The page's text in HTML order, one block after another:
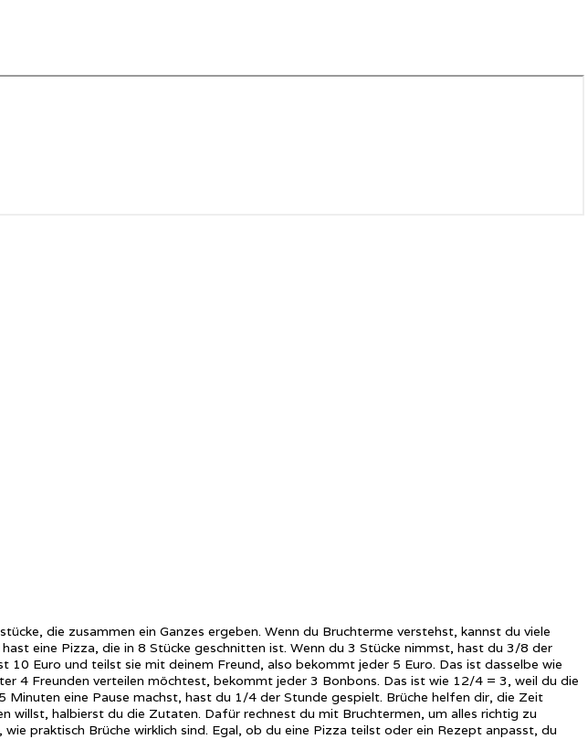
die zusammen ein Ganzes ergeben. Wenn du Bruchterme verstehst, kannst du viele
eine Pizza, die in 8 Stücke geschnitten ist. Wenn du 3 Stücke nimmst, hast du 3/8 der
10 Euro und teilst sie mit deinem Freund, also bekommt jeder 5 Euro. Das ist dasselbe wie
4 Freunden verteilen möchtest, bekommt jeder 3 Bonbons. Das ist wie 12/4 = 3, weil du die
eine Pause machst, hast du 1/4 der Stunde gespielt. Brüche helfen dir, die Zeit
willst, halbierst du die Zutaten. Dafür rechnest du mit Bruchtermen, um alles richtig zu
praktisch Brüche wirklich sind. Egal, ob du eine Pizza teilst oder ein Rezept anpasst, du